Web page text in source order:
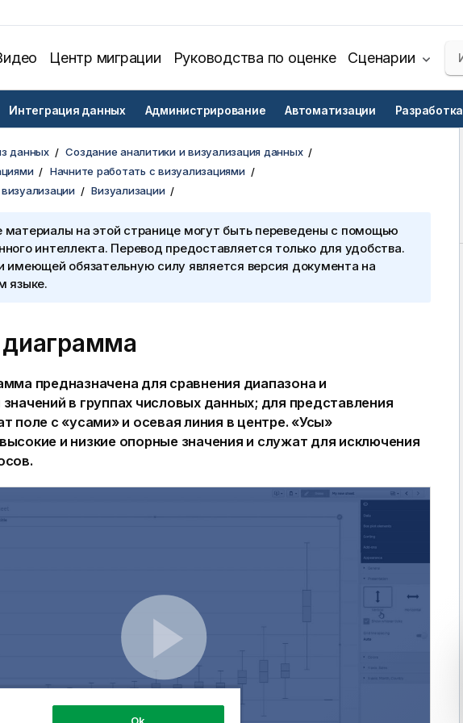
Центр миграции Руководства по оценке Сценарии
Интеграция данных Администрирование Автоматизации Разработка
данных
Создание аналитики и визуализация данных
Начните работать с визуализациями
Визуализации
материалы на этой странице могут быть переведены с помощью
интеллекта. Перевод предоставляется только для удобства.
имеющей обязательную силу является версия документа на
языке.
предназначена для сравнения диапазона и
в группах числовых данных; для представления
поле с «усами» и осевая линия в центре. «Усы»
и низкие опорные значения и служат для исключения